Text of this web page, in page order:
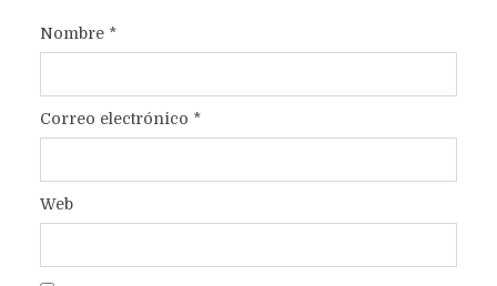
Nombre *
Correo electrónico *
Web